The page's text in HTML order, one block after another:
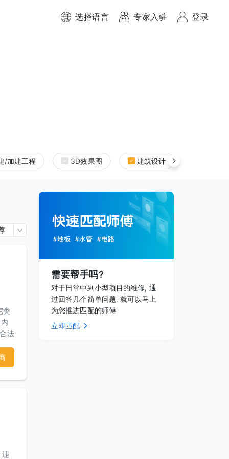
选择语言 专家入驻 登录
/加建工程 3D效果图 建筑设计
类
法
违
需要帮手吗?
对于日常中到小型项目的维修, 通
过回答几个简单问题, 就可以马上
为您推进匹配的师傅
立即匹配